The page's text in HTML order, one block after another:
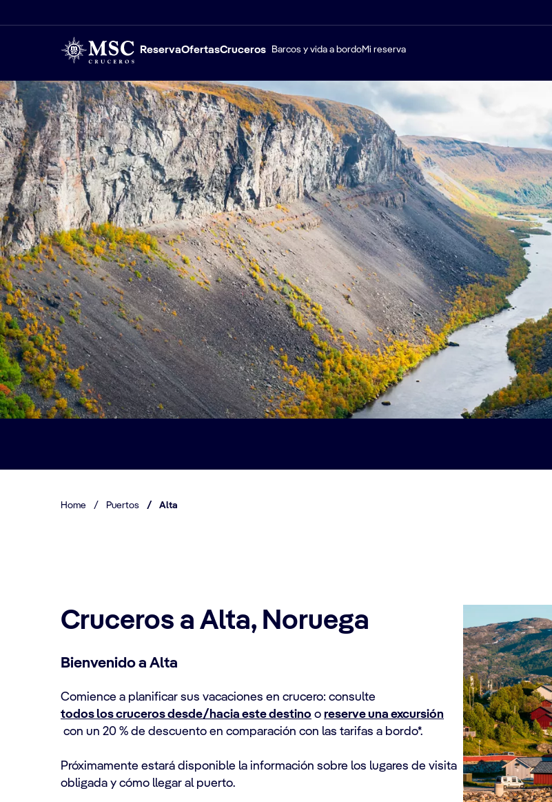
ReservaOfertasCruceros Barcos y vida a bordoMi reserva
Home / Puertos / Alta
Cruceros a Alta, Noruega
Bienvenido a Alta
Comience a planificar sus vacaciones en crucero: consulte
todos los cruceros desde/hacia este destino o reserve una excursión
con un 20 % de descuento en comparación con las tarifas a bordo*.
Próximamente estará disponible la información sobre los lugares de visita
obligada y cómo llegar al puerto.